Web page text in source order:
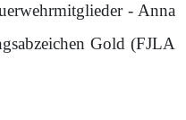
- Anna
Gold (FJLA